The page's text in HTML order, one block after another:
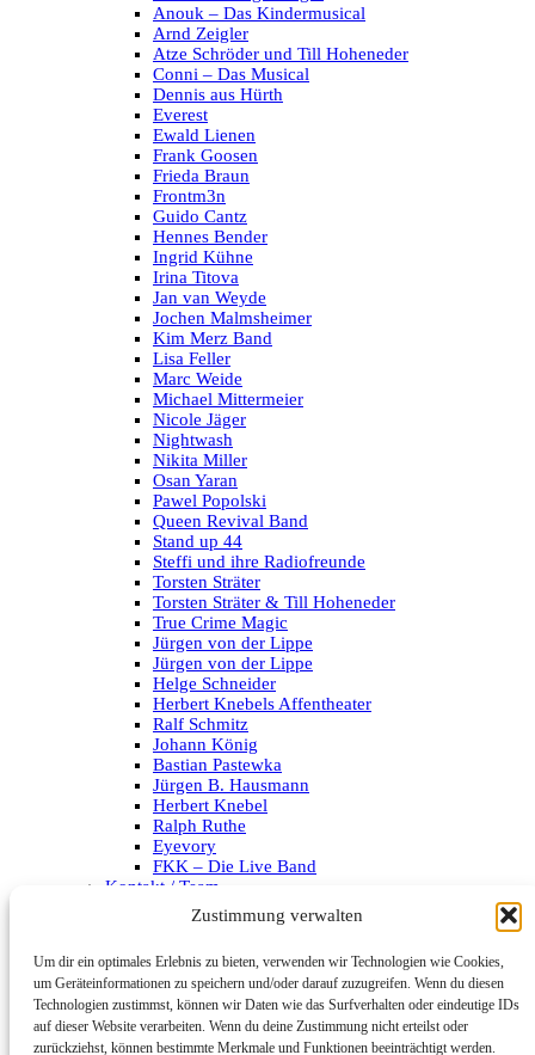
Zustimmung verwalten
Um dir ein optimales Erlebnis zu bieten, verwenden wir Technologien wie Cookies,
um Geräteinformationen zu speichern und/oder darauf zuzugreifen. Wenn du diesen
Technologien zustimmst, können wir Daten wie das Surfverhalten oder eindeutige IDs
auf dieser Website verarbeiten. Wenn du deine Zustimmung nicht erteilst oder
zurückziehst, können bestimmte Merkmale und Funktionen beeinträchtigt werden.
Anouk – Das Kindermusical
Arnd Zeigler
Atze Schröder und Till Hoheneder
Conni – Das Musical
Dennis aus Hürth
Everest
Ewald Lienen
Frank Goosen
Frieda Braun
Frontm3n
Guido Cantz
Hennes Bender
Ingrid Kühne
Irina Titova
Jan van Weyde
Jochen Malmsheimer
Kim Merz Band
Lisa Feller
Marc Weide
Michael Mittermeier
Nicole Jäger
Nightwash
Nikita Miller
Osan Yaran
Pawel Popolski
Queen Revival Band
Stand up 44
Steffi und ihre Radiofreunde
Torsten Sträter
Torsten Sträter & Till Hoheneder
True Crime Magic
Jürgen von der Lippe
Jürgen von der Lippe
Helge Schneider
Herbert Knebels Affentheater
Ralf Schmitz
Johann König
Bastian Pastewka
Jürgen B. Hausmann
Herbert Knebel
Ralph Ruthe
Eyevory
FKK – Die Live Band
Kontakt / Team
Datenschutzerklärung
Archiv
Kategorien